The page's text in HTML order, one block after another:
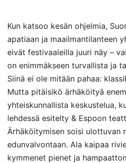
Kun katsoo kesän ohjelmia,
apatiaan ja maailmantilanteen
eivät festivaaleilla juuri näy –
on enimmäkseen turvallista ja
Siinä ei ole mitään pahaa:
Mutta pitäisikö ärhäköityä
yhteiskunnallista keskustelua,
lehdessä esitelty & Espoon
Ärhäköitymisen soisi ulottuvan
edunvalvontaan. Ala kaipaa
kymmenet pienet ja